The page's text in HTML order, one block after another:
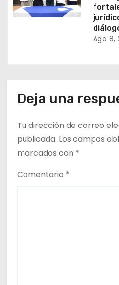
Ago 8,
Deja una
Tu dirección de correo
publicada. Los campos
marcados con *
Comentario *